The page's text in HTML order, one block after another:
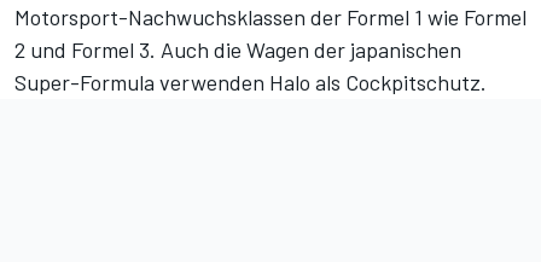
Motorsport-Nachwuchsklassen der Formel 1 wie Formel
2 und Formel 3. Auch die Wagen der japanischen
Super-Formula verwenden Halo als Cockpitschutz.